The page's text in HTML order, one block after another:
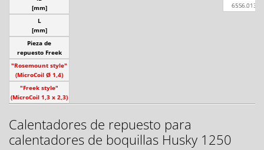
[mm]
L
[mm]
Pieza de
repuesto Freek
"Rosemount style"
(MicroCoil Ø 1,4)
"Freek style"
(MicroCoil 1,3 x 2,3)
65S6.013
Calentadores de repuesto para
calentadores de boquillas Husky 1250